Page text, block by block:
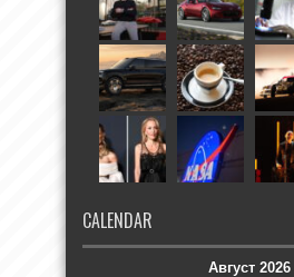
CALENDAR
Август 2026